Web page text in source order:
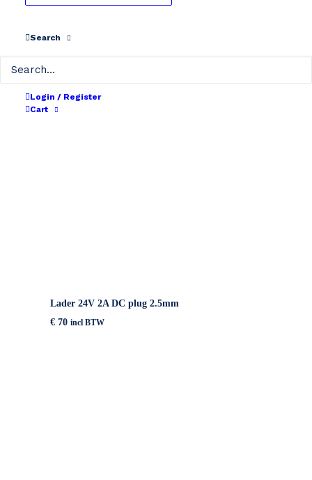
Search
Login / Register
Cart
Lader 24V 2A DC plug 2.5mm
€ 70 incl BTW